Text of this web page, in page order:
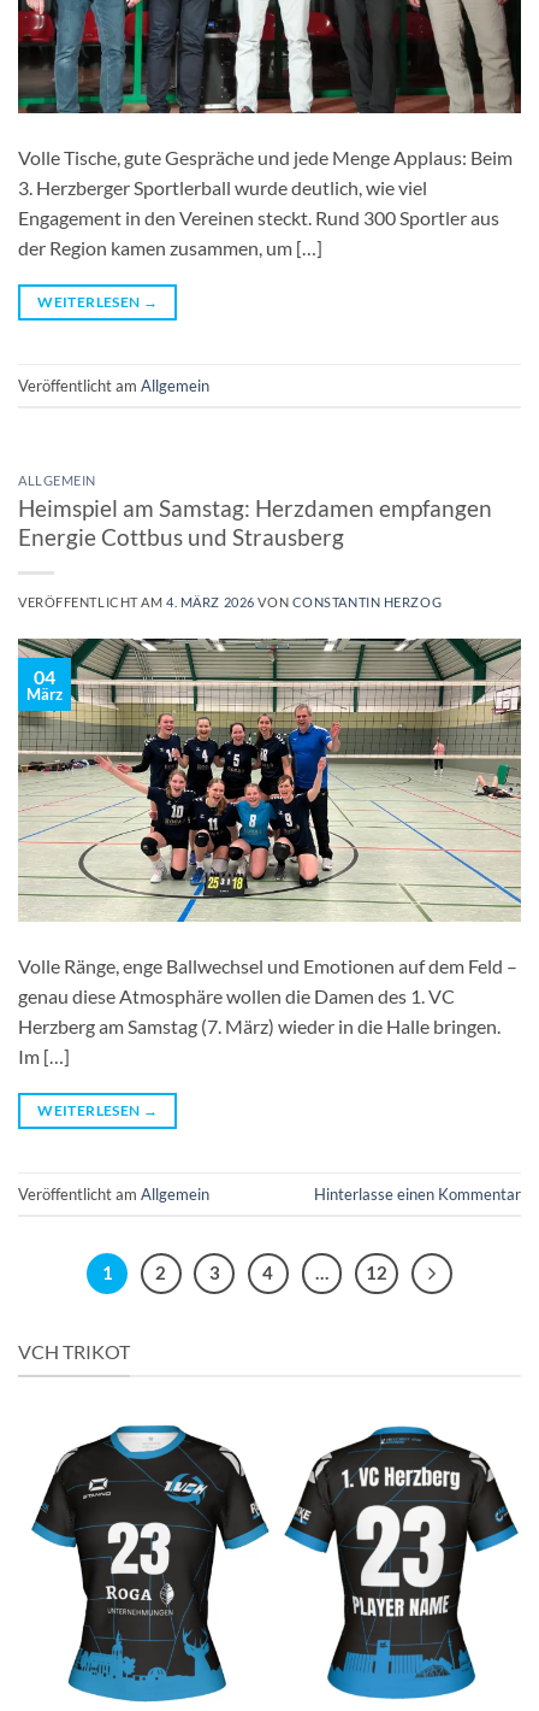
Volle Tische, gute Gespräche und jede Menge Applaus: Beim
3. Herzberger Sportlerball wurde deutlich, wie viel
Engagement in den Vereinen steckt. Rund 300 Sportler aus
der Region kamen zusammen, um […]
WEITERLESEN →
Veröffentlicht am Allgemein
ALLGEMEIN
Heimspiel am Samstag: Herzdamen empfangen
Energie Cottbus und Strausberg
VERÖFFENTLICHT AM4. MÄRZ 2026 VON CONSTANTIN HERZOG
04
März
Volle Ränge, enge Ballwechsel und Emotionen auf dem Feld –
genau diese Atmosphäre wollen die Damen des 1. VC
Herzberg am Samstag (7. März) wieder in die Halle bringen.
Im […]
WEITERLESEN →
Veröffentlicht am Allgemein Hinterlasse einen Kommentar
1 2 3 4 … 12
VCH TRIKOT